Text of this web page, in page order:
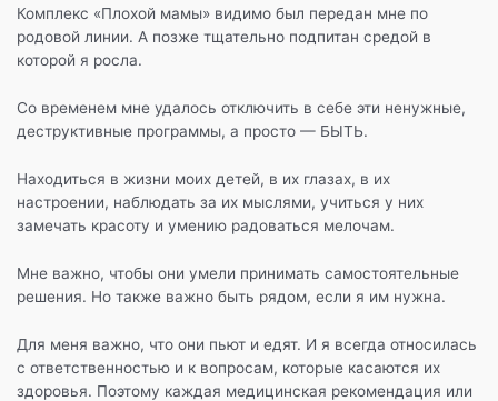
e
b
o
er gr
a
s
A
p
р
а
и
ь
Комплекс «Плохой мамы» видимо был передан мне по
родовой линии. А позже тщательно подпитан средой в
которой я росла.
Со временем мне удалось отключить в себе эти ненужные,
деструктивные программы, а просто — БЫТЬ.
Находиться в жизни моих детей, в их глазах, в их
настроении, наблюдать за их мыслями, учиться у них
замечать красоту и умению радоваться мелочам.
Мне важно, чтобы они умели принимать самостоятельные
решения. Но также важно быть рядом, если я им нужна.
Для меня важно, что они пьют и едят. И я всегда относилась
с ответственностью и к вопросам, которые касаются их
здоровья. Поэтому каждая медицинская рекомендация или